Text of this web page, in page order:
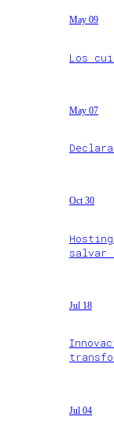
May 09
Los
May 07
Oct 30
salvar
Jul 18
Jul 04